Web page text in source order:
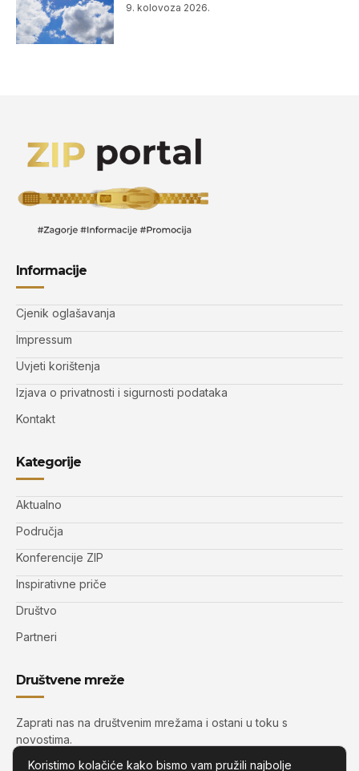
9. kolovoza 2026.
Informacije
Cjenik oglašavanja
Impressum
Uvjeti korištenja
Izjava o privatnosti i sigurnosti podataka
Kontakt
Kategorije
Aktualno
Područja
Konferencije ZIP
Inspirativne priče
Društvo
Partneri
Društvene mreže
Zaprati nas na društvenim mrežama i ostani u toku s
novostima.
Koristimo kolačiće kako bismo vam pružili najbolje